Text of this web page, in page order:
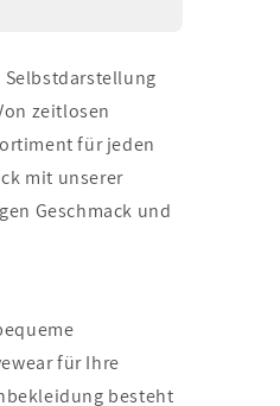
zeitlosen
für jeden
mit unserer
Geschmack und
für Ihre
besteht